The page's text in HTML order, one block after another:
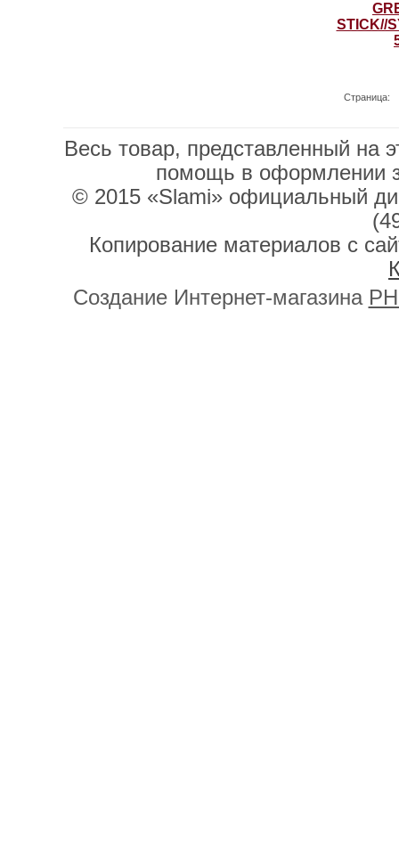
Страница:
Весь товар, представленный на
помощь в оформлении
© 2015 «Slami» официальный
Копирование материалов с
Создание Интернет-магазина